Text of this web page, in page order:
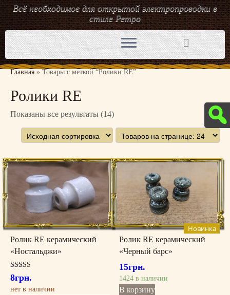
Перейти
к
содержимому
Всё необходимое для открытой электропроводки в
стиле Ретро
Главная » Товары с меткой “Ролики RE”
Ролики RE
Показаны все результаты (14)
Ролик RE керамический
«Ностальджи»
Оценка
5.00
из 5
8грн.
нет в наличии
Новинка
Ролик RE керамический
«Черный барс»
15грн.
1424 в наличии
В корзину